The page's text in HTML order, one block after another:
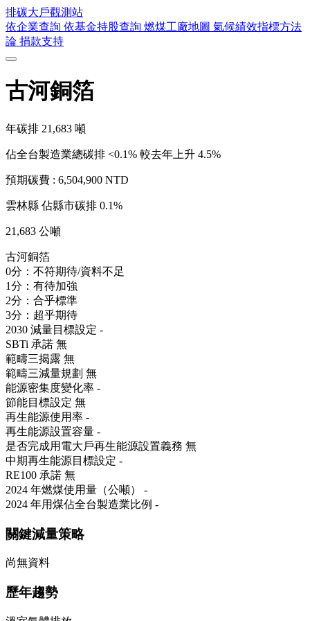
排碳大戶觀測站
依企業查詢 依基金持股查詢 燃煤工廠地圖 氣候績效指標方法
論 捐款支持
古河銅箔
年碳排 21,683 噸
佔全台製造業總碳排 <0.1% 較去年上升 4.5%
預期碳費 : 6,504,900 NTD
雲林縣 佔縣市碳排 0.1%
21,683 公噸
古河銅箔
0分：不符期待/資料不足
1分：有待加強
2分：合乎標準
3分：超乎期待
2030 減量目標設定 -
SBTi 承諾 無
範疇三揭露 無
範疇三減量規劃 無
能源密集度變化率 -
節能目標設定 無
再生能源使用率 -
再生能源設置容量 -
是否完成用電大戶再生能源設置義務 無
中期再生能源目標設定 -
RE100 承諾 無
2024 年燃煤使用量（公噸） -
2024 年用煤佔全台製造業比例 -
關鍵減量策略
尚無資料
歷年趨勢